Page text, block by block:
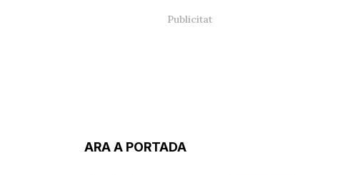
ARA A PORTADA